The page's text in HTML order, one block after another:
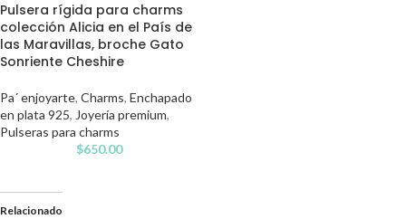
Pulsera rígida para charms
colección Alicia en el País de
las Maravillas, broche Gato
Sonriente Cheshire
Pa´ enjoyarte, Charms, Enchapado
en plata 925, Joyería premium,
Pulseras para charms
$650.00
Relacionado